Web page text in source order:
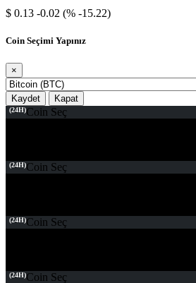
$ 0.13 -0.02 (% -15.22)
Coin Seçimi Yapınız
×
Kaydet Kapat
(24H)Coin Seç
(24H)Coin Seç
(24H)Coin Seç
(24H)Coin Seç